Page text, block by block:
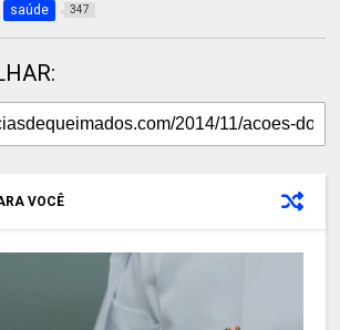
saúde 347
VOCÊ